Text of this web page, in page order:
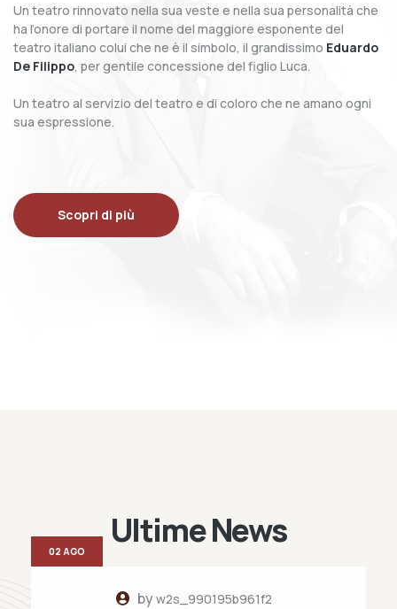
Un teatro rinnovato nella sua veste e nella sua personalità che
ha l’onore di portare il nome del maggiore esponente del
teatro italiano colui che ne è il simbolo, il grandissimo Eduardo
De Filippo, per gentile concessione del figlio Luca.
Un teatro al servizio del teatro e di coloro che ne amano ogni
sua espressione.
Scopri di più
Ultime News
byw2s_990195b961f2
02 AGO